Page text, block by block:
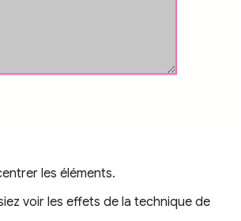
les éléments.
voir les effets de la technique de